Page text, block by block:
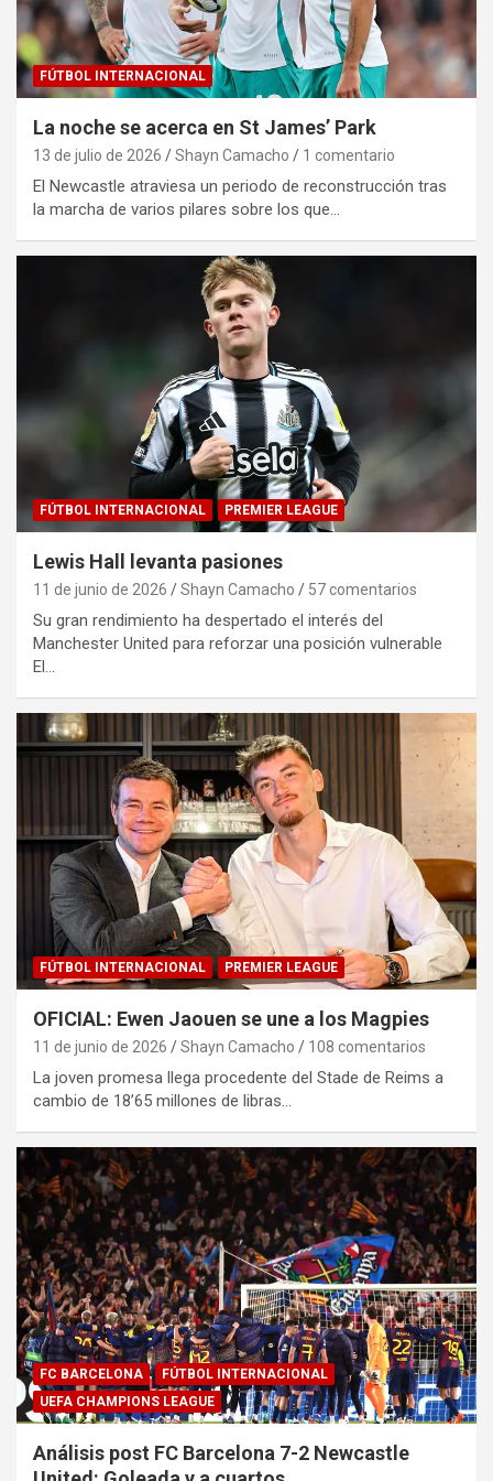
FÚTBOL INTERNACIONAL
La noche se acerca en St James’ Park
13 de julio de 2026 Shayn Camacho 1 comentario
El Newcastle atraviesa un periodo de reconstrucción tras
la marcha de varios pilares sobre los que…
FÚTBOL INTERNACIONAL PREMIER LEAGUE
Lewis Hall levanta pasiones
11 de junio de 2026 Shayn Camacho 57 comentarios
Su gran rendimiento ha despertado el interés del
Manchester United para reforzar una posición vulnerable
El…
FÚTBOL INTERNACIONAL PREMIER LEAGUE
OFICIAL: Ewen Jaouen se une a los Magpies
11 de junio de 2026 Shayn Camacho 108 comentarios
La joven promesa llega procedente del Stade de Reims a
cambio de 18’65 millones de libras…
FC BARCELONA
FÚTBOL INTERNACIONAL
UEFA CHAMPIONS LEAGUE
Análisis post FC Barcelona 7-2 Newcastle